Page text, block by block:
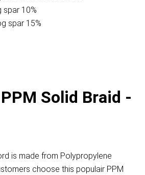
spar 10%
spar 15%
Solid Braid -
is made from Polypropylene
choose this populair PPM